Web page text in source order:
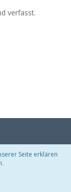
verfasst.
Seite erklären